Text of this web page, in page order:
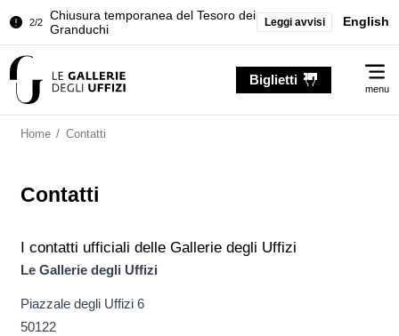
2/2
Chiusura temporanea del Tesoro dei
Granduchi
della Sala dell'Iliade
Granduchi
Leggi avvisi English
Biglietti
menu
Home / Contatti
Contatti
I contatti ufficiali delle Gallerie degli Uffizi
Le Gallerie degli Uffizi
Piazzale degli Uffizi 6
50122